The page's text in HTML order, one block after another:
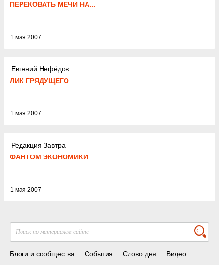
ПЕРЕКОВАТЬ МЕЧИ НА...
1 мая 2007
Евгений Нефёдов
ЛИК ГРЯДУЩЕГО
1 мая 2007
Редакция Завтра
ФАНТОМ ЭКОНОМИКИ
1 мая 2007
Блоги и сообщества События Слово дня Видео